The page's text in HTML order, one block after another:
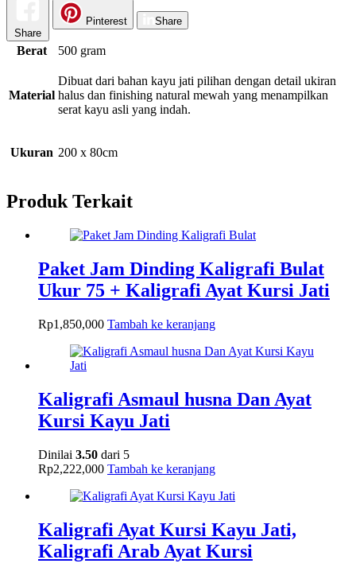
Share
Pinterest Share
Berat 500 gram
Material
Dibuat dari bahan kayu jati pilihan dengan detail ukiran
halus dan finishing natural mewah yang menampilkan
serat kayu asli yang indah.
Ukuran 200 x 80cm
Produk Terkait
Paket Jam Dinding Kaligrafi Bulat
Ukur 75 + Kaligrafi Ayat Kursi Jati
Rp1,850,000 Tambah ke keranjang
Kaligrafi Asmaul husna Dan Ayat
Kursi Kayu Jati
Dinilai 3.50 dari 5
Rp2,222,000 Tambah ke keranjang
Kaligrafi Ayat Kursi Kayu Jati,
Kaligrafi Arab Ayat Kursi